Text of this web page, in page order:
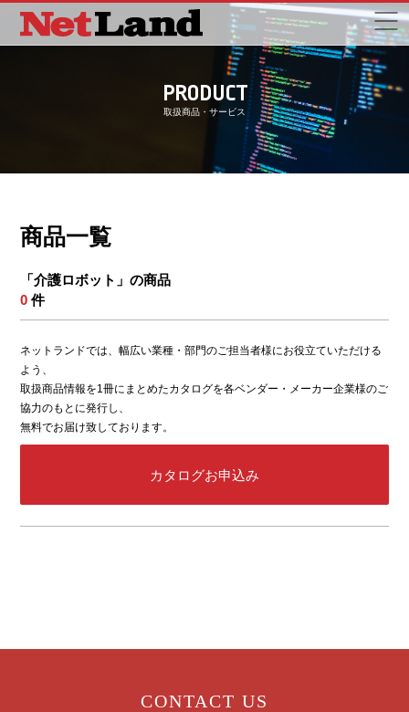
PRODUCT
取扱商品・サービス
商品一覧
「介護ロボット」の商品
0 件
ネットランドでは、幅広い業種・部門のご担当者様にお役立ていただける
よう、
取扱商品情報を1冊にまとめたカタログを各ベンダー・メーカー企業様のご
協力のもとに発行し、
無料でお届け致しております。
カタログお申込み
CONTACT US